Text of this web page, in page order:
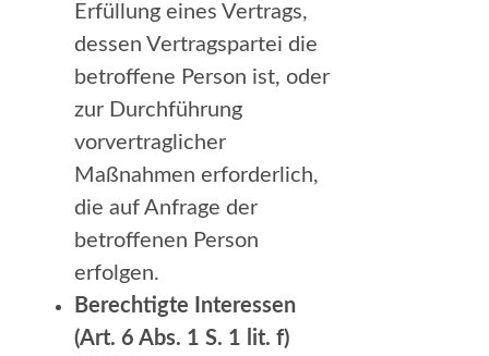
Erfüllung eines Vertrags,
dessen Vertragspartei die
betroffene Person ist, oder
zur Durchführung
vorvertraglicher
Maßnahmen erforderlich,
die auf Anfrage der
betroffenen Person
erfolgen.
Berechtigte Interessen
(Art. 6 Abs. 1 S. 1 lit. f)